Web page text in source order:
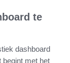
te
dashboard
begint met het